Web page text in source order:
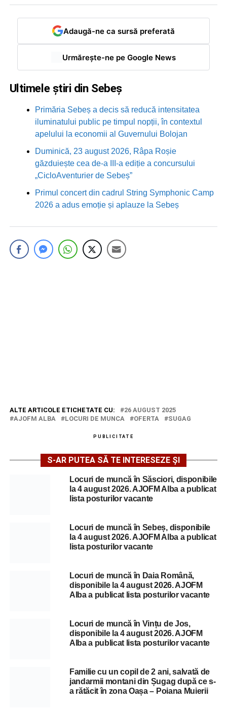
Adaugă-ne ca sursă preferată
Urmărește-ne pe Google News
Ultimele știri din Sebeș
Primăria Sebeș a decis să reducă intensitatea
iluminatului public pe timpul nopții, în contextul
apelului la economii al Guvernului Bolojan
Duminică, 23 august 2026, Râpa Roșie
găzduiește cea de-a III-a ediție a concursului
„CicloAventurier de Sebeș”
Primul concert din cadrul String Symphonic Camp
2026 a adus emoție și aplauze la Sebeș
ALTE ARTICOLE ETICHETATE CU:
26 AUGUST 2025
AJOFM ALBA
LOCURI DE MUNCA OFERTA SUGAG
PUBLICITATE
S-AR PUTEA SĂ TE INTERESEZE ȘI
Locuri de muncă în Săsciori, disponibile
la 4 august 2026. AJOFM Alba a publicat
lista posturilor vacante
Locuri de muncă în Sebeș, disponibile
la 4 august 2026. AJOFM Alba a publicat
lista posturilor vacante
Locuri de muncă în Daia Română,
disponibile la 4 august 2026. AJOFM
Alba a publicat lista posturilor vacante
Locuri de muncă în Vințu de Jos,
disponibile la 4 august 2026. AJOFM
Alba a publicat lista posturilor vacante
Familie cu un copil de 2 ani, salvată de
jandarmii montani din Șugag după ce s-
a rătăcit în zona Oașa – Poiana Muierii